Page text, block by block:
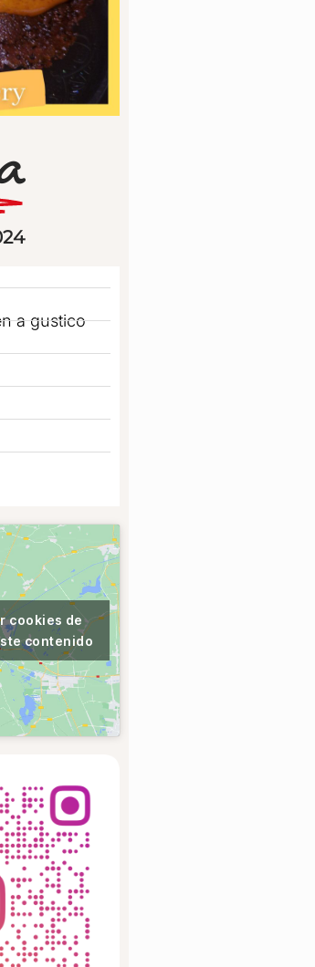
a gustico
cookies de
contenido